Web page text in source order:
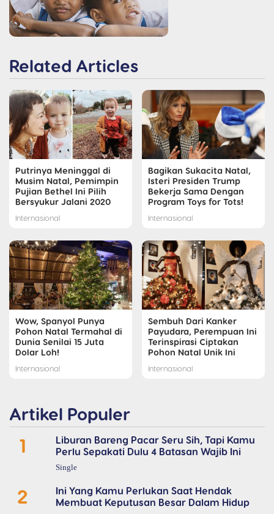
Related Articles
Putrinya Meninggal di
Musim Natal, Pemimpin
Pujian Bethel Ini Pilih
Bersyukur Jalani 2020
Internasional
Bagikan Sukacita Natal,
Isteri Presiden Trump
Bekerja Sama Dengan
Program Toys for Tots!
Internasional
Wow, Spanyol Punya
Pohon Natal Termahal di
Dunia Senilai 15 Juta
Dolar Loh!
Internasional
Sembuh Dari Kanker
Payudara, Perempuan Ini
Terinspirasi Ciptakan
Pohon Natal Unik Ini
Internasional
Artikel Populer
1
Liburan Bareng Pacar Seru Sih, Tapi Kamu
Perlu Sepakati Dulu 4 Batasan Wajib Ini
Single
2
Ini Yang Kamu Perlukan Saat Hendak
Membuat Keputusan Besar Dalam Hidup